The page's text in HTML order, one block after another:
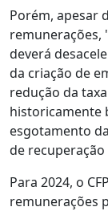
Porém, apesar
remunerações,
deverá
da criação de
redução da
historicamente
esgotamento
de
Para 2024, o
remunerações